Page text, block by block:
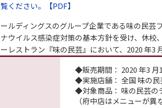
ください。【PDF】
ルディングスのグループ企業である味の民
ウイルス感染症対策の基本方針を受け、休
レストラン『味の民芸』において、2020 年3
◆販売期間： 2020 年3 月
◆実施店舗： 全国 味の民
◆対象商品： 味の民芸の
（府中店はメニューが異